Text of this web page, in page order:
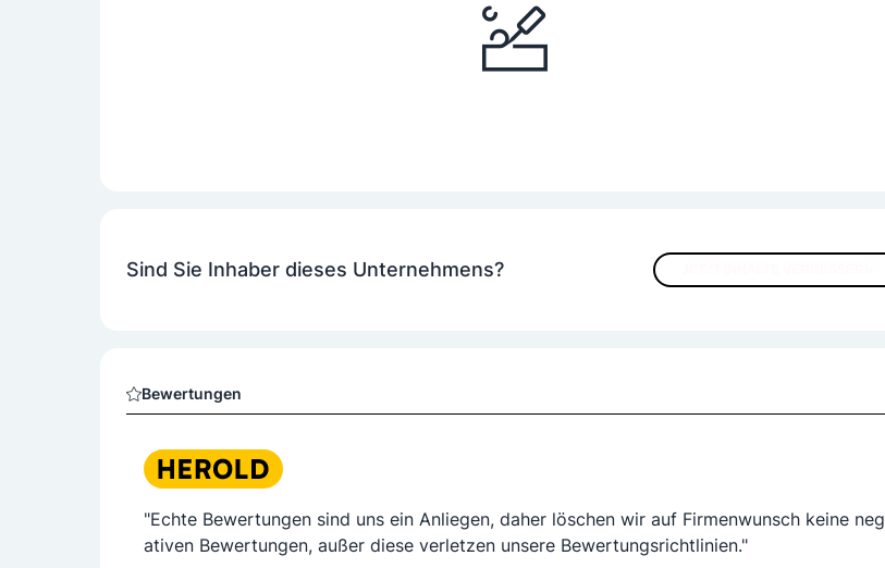
Sind Sie Inhaber dieses Unternehmens?
Bewertungen
"Echte Bewertungen sind uns ein Anliegen, daher löschen wir auf Firmenwunsch keine neg
ativen Bewertungen, außer diese verletzen unsere Bewertungsrichtlinien."